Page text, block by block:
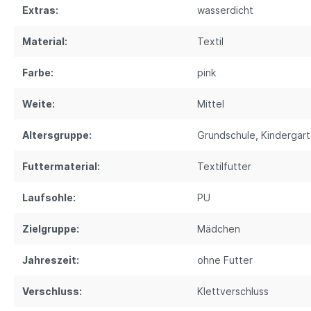
Extras: wasserdicht
Material: Textil
Farbe: pink
Weite: Mittel
Altersgruppe: Grundschule,
Futtermaterial: Textilfutter
Laufsohle: PU
Zielgruppe: Mädchen
Jahreszeit: ohne Futter
Verschluss: Klettverschluss